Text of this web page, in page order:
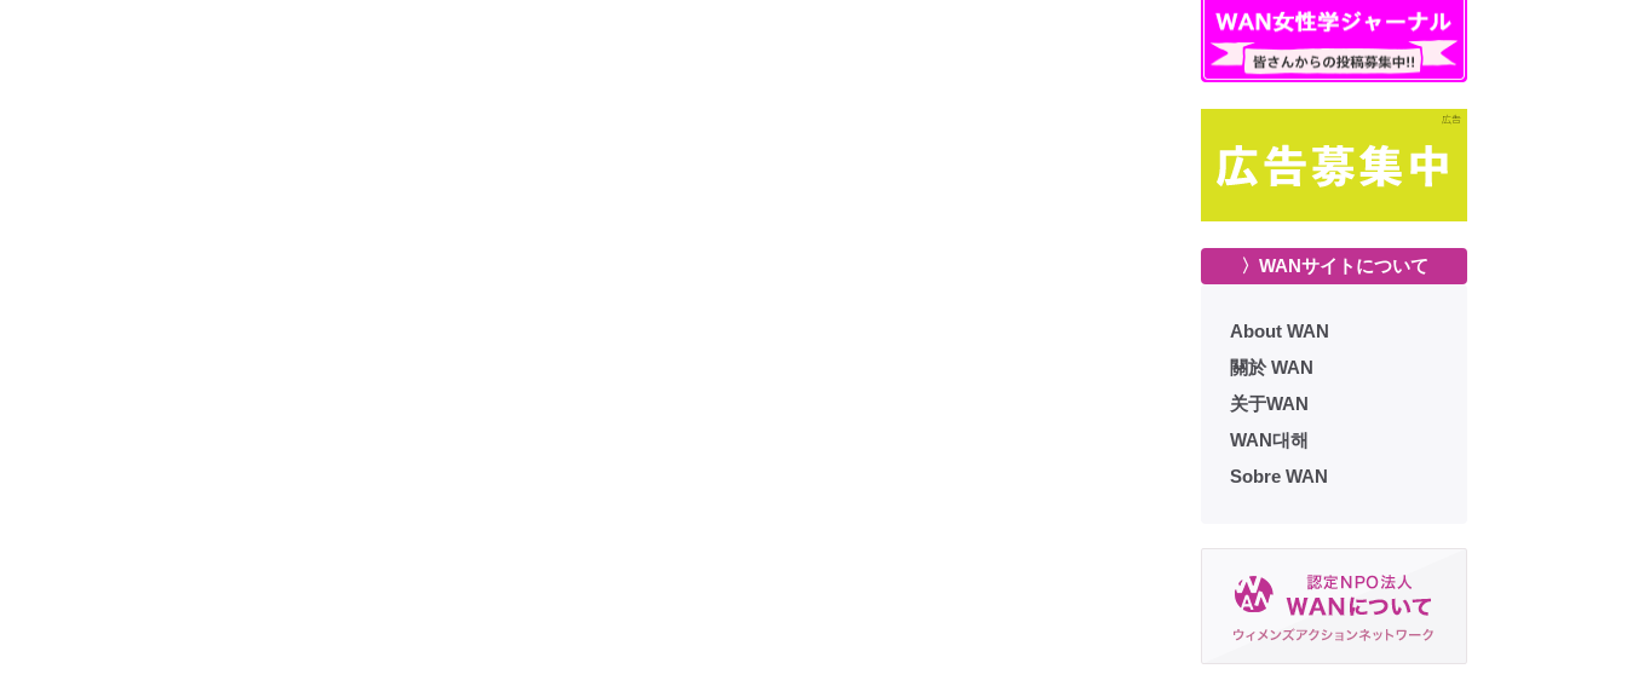
〉WANサイトについて
About WAN
關於 WAN
关于WAN
WAN대해
Sobre WAN